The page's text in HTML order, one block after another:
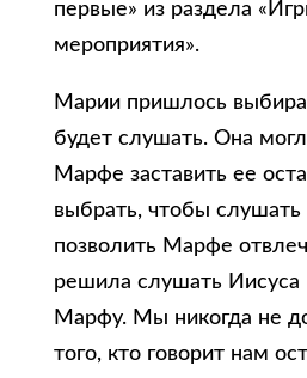
первые» из раздела
мероприятия».
Марии пришлось
будет слушать. Она
Марфе заставить ее
выбрать, чтобы слушать
позволить Марфе
решила слушать Иисуса
Марфу. Мы никогда не
того, кто говорит нам